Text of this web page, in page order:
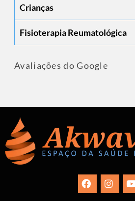
Crianças
Fisioterapia Reumatológica
Avaliações do Google